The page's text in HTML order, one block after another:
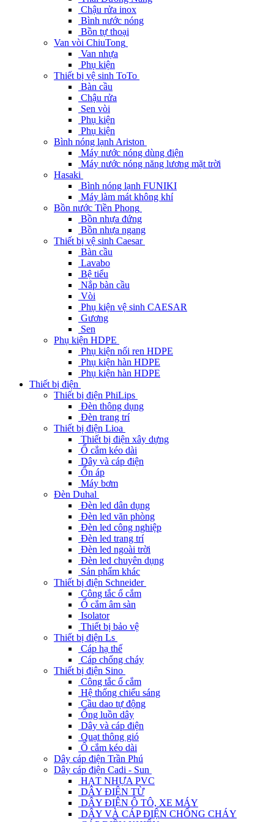
Chậu rửa inox
Bình nước nóng
Bồn tự thoại
Van vòi ChiuTong
Van nhựa
Phụ kiện
Thiết bị vệ sinh ToTo
Bàn cầu
Chậu rửa
Sen vòi
Phụ kiện
Phụ kiện
Bình nóng lạnh Ariston
Máy nước nóng dùng điện
Máy nước nóng năng lương mặt trời
Hasaki
Bình nóng lạnh FUNIKI
Máy làm mát không khí
Bồn nước Tiền Phong
Bồn nhựa đứng
Bồn nhựa ngang
Thiết bị vệ sinh Caesar
Bàn cầu
Lavabo
Bệ tiểu
Nắp bàn cầu
Vòi
Phụ kiện vệ sinh CAESAR
Gương
Sen
Phụ kiện HDPE
Phụ kiện nối ren HDPE
Phụ kiện hàn HDPE
Phụ kiện hàn HDPE
Thiết bị điện
Thiết bị điện PhiLips
Đèn thông dụng
Đèn trang trí
Thiết bị điện Lioa
Thiết bị điện xây dựng
Ổ cắm kéo dài
Dây và cáp điện
Ổn áp
Máy bơm
Đèn Duhal
Đèn led dân dụng
Đèn led văn phòng
Đèn led công nghiệp
Đèn led trang trí
Đèn led ngoài trời
Đèn led chuyên dụng
Sản phẩm khác
Thiết bị điện Schneider
Công tắc ổ cắm
Ổ cắm âm sàn
Isolator
Thiết bị bảo vệ
Thiết bị điện Ls
Cáp hạ thế
Cáp chống cháy
Thiết bị điện Sino
Công tắc ổ cắm
Hệ thống chiếu sáng
Cầu dao tự động
Ống luồn dây
Dây và cáp điện
Quạt thông gió
Ổ cắm kéo dài
Dây cáp điện Trần Phú
Dây cáp điện Cadi - Sun
HẠT NHỰA PVC
DÂY ĐIỆN TỪ
DÂY ĐIỆN Ô TÔ, XE MÁY
DÂY VÀ CÁP ĐIỆN CHỐNG CHÁY